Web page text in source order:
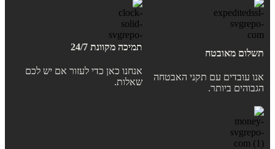
תשלום מאובטח
אנו עובדים עם תקני האבטחה
הגבוהים ביותר.
תמיכה מקוונת 24/7
אנחנו כאן כדי לעזור אם יש לכם
שאלות.